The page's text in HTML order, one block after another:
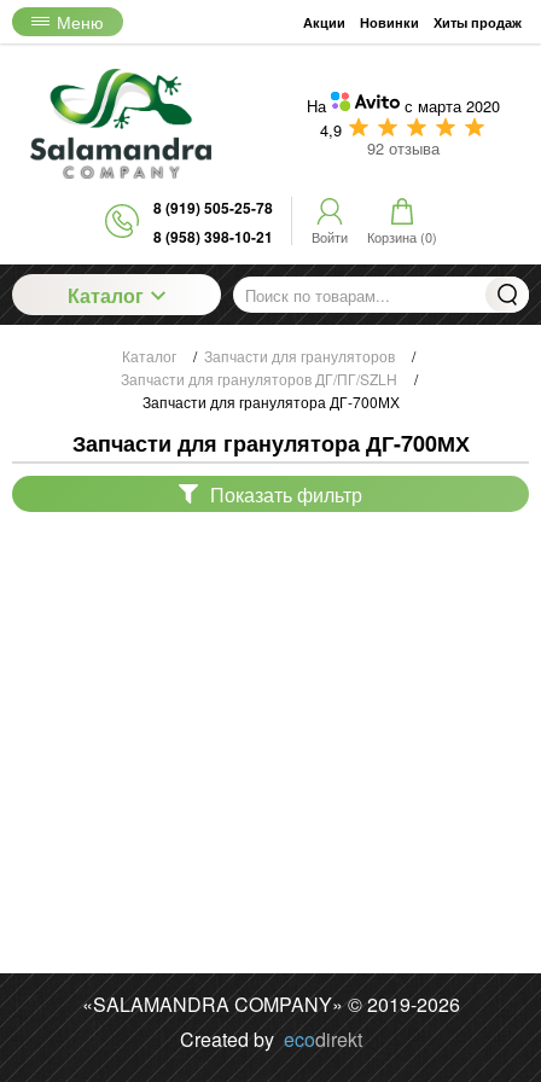
Меню Акции Новинки Хиты продаж
На
с марта 2020
4,9
92 отзыва
8 (919) 505-25-78
8 (958) 398-10-21
Войти Корзина (0)
Каталог
Каталог / Запчасти для грануляторов
/
Запчасти для грануляторов ДГ/ПГ/SZLH
/
Запчасти для гранулятора ДГ-700МХ
Запчасти для гранулятора ДГ-700МХ
Показать фильтр
«SALAMANDRA COMPANY» © 2019-2026
Created byecodirekt